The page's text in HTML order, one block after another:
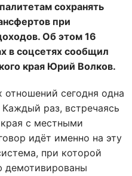
сохранять
при
Об этом 16
в соцсетях сообщил
края Юрий Волков.
сегодня одна
раз, встречаясь
с местными
идёт именно на эту
при которой
демотивированы